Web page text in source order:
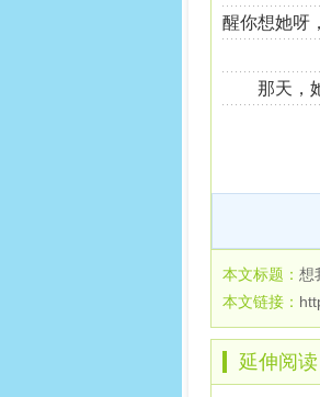
醒你想她呀
那天，她
本文标题： 想
本文链接：
延伸阅读